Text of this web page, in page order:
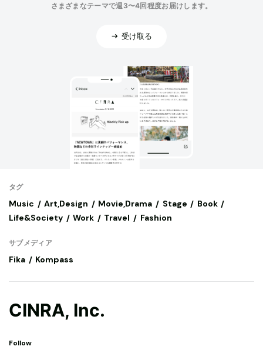
さまざまなテーマで週3〜4回程度お届けします。
受け取る
タグ
Music Art,Design Movie,Drama Stage
Book
Life&Society
Work Travel Fashion
サブメディア
Fika Kompass
CINRA, Inc.
Follow